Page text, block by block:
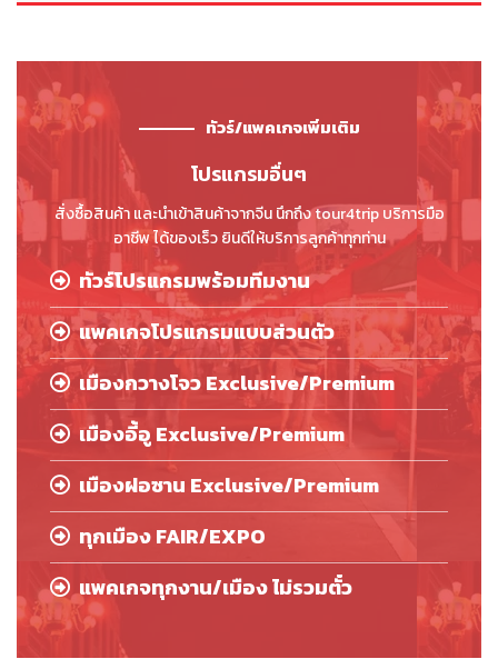
ทัวร์/แพคเกจเพิ่มเติม
โปรแกรมอื่นๆ
สั่งซื้อสินค้า และนำเข้าสินค้าจากจีน นึกถึง tour4trip บริการมือ
อาชีพ ได้ของเร็ว ยินดีให้บริการลูกค้าทุกท่าน
ทัวร์โปรแกรมพร้อมทีมงาน
แพคเกจโปรแกรมแบบส่วนตัว
เมืองกวางโจว Exclusive/Premium
เมืองอี้อู Exclusive/Premium
เมืองฝอซาน Exclusive/Premium
ทุกเมือง FAIR/EXPO
แพคเกจทุกงาน/เมือง ไม่รวมตั๋ว